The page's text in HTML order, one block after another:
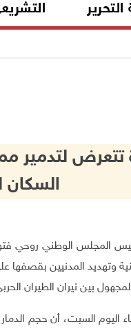
تتعرض لتدمير
السكان
2025 وفا-قال رئيس المجلس
وتهديد المدنيين
بين نيران الطيران
السبت، أن حجم